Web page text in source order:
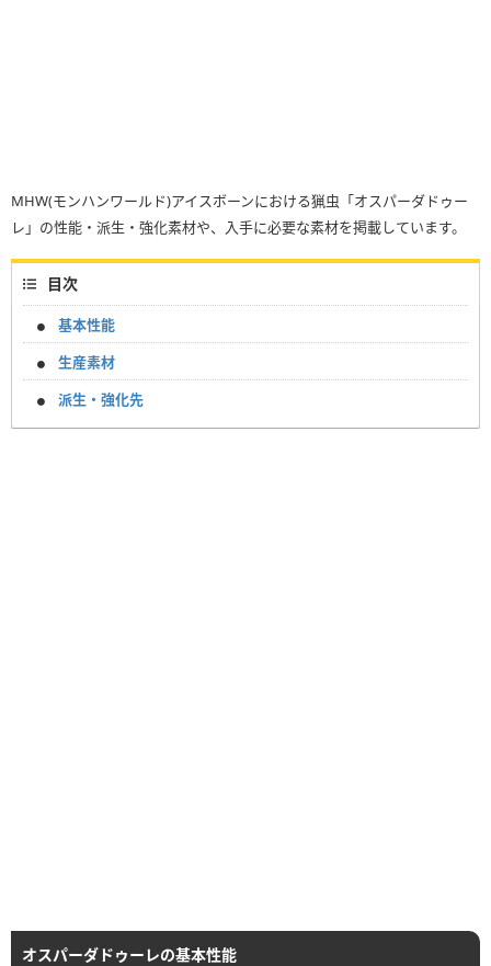
MHW(モンハンワールド)アイスボーンにおける猟虫「オスパーダドゥー
レ」の性能・派生・強化素材や、入手に必要な素材を掲載しています。
目次
基本性能
生産素材
派生・強化先
オスパーダドゥーレの基本性能